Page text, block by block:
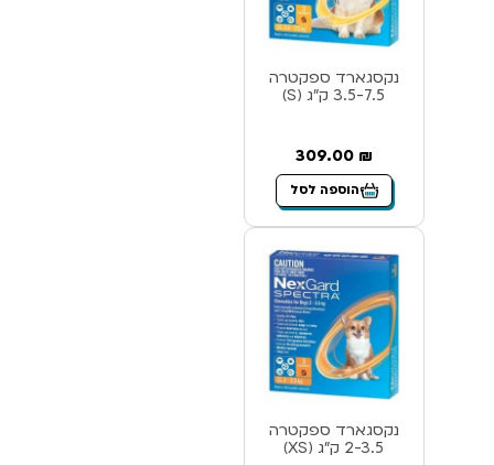
נקסגארד ספקטרה
3.5-7.5 ק”ג (S)
309.00 ₪
הוספה לסל
נקסגארד ספקטרה
2-3.5 ק”ג (XS)